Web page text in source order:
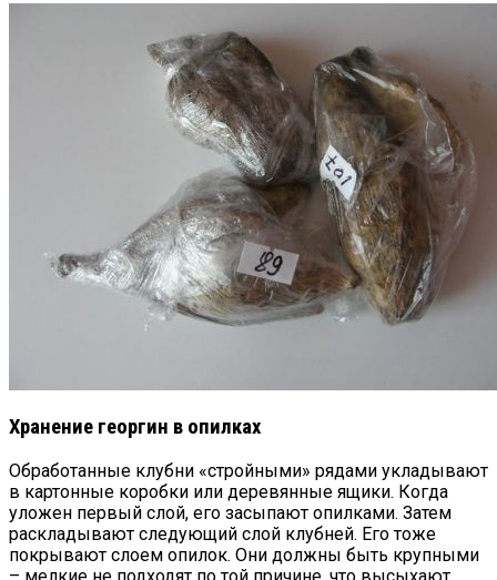
Хранение георгин в опилках
Обработанные клубни «стройными» рядами укладывают
в картонные коробки или деревянные ящики. Когда
уложен первый слой, его засыпают опилками. Затем
раскладывают следующий слой клубней. Его тоже
покрывают слоем опилок. Они должны быть крупными